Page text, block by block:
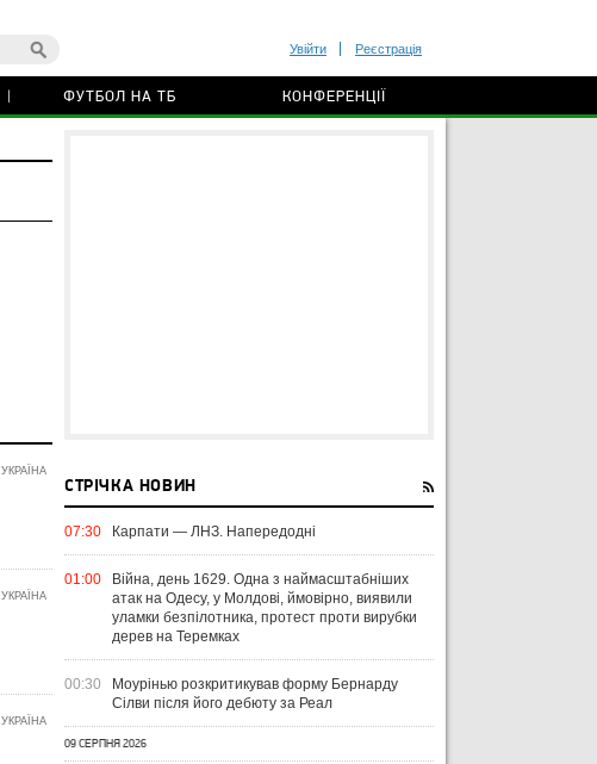
Увійти Реєстрація
ФУТБОЛ НА ТБ КОНФЕРЕНЦІЇ
УКРАЇНА
УКРАЇНА
УКРАЇНА
СТРІЧКА НОВИН
07:30 Карпати — ЛНЗ. Напередодні
01:00
Війна, день 1629. Одна з наймасштабніших
атак на Одесу, у Молдові, ймовірно, виявили
уламки безпілотника, протест проти вирубки
дерев на Теремках
00:30
Моурінью розкритикував форму Бернарду
Сілви після його дебюту за Реал
09 СЕРПНЯ 2026